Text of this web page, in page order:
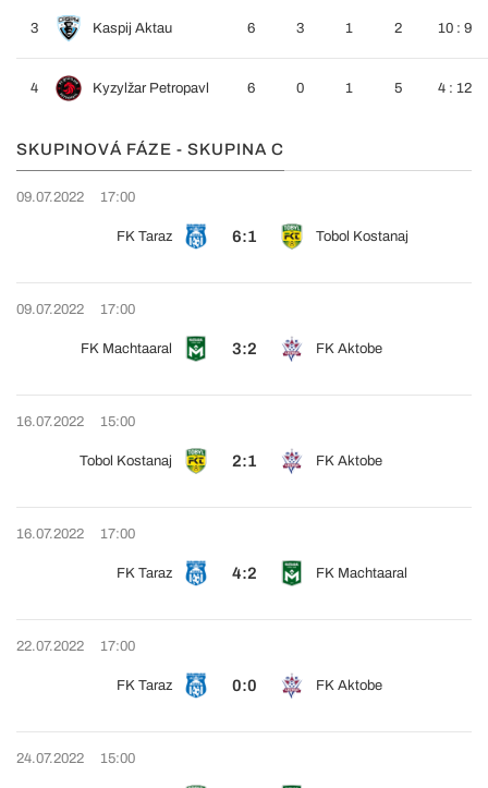
3 Kaspij Aktau 6 3 1 2 10 : 9
4 Kyzylžar Petropavl 6 0 1 5 4 : 12
SKUPINOVÁ FÁZE - SKUPINA C
09.07.2022 17:00
FK Taraz 6:1 Tobol Kostanaj
09.07.2022 17:00
FK Machtaaral 3:2 FK Aktobe
16.07.2022 15:00
Tobol Kostanaj 2:1 FK Aktobe
16.07.2022 17:00
FK Taraz 4:2 FK Machtaaral
22.07.2022 17:00
FK Taraz 0:0 FK Aktobe
24.07.2022 15:00